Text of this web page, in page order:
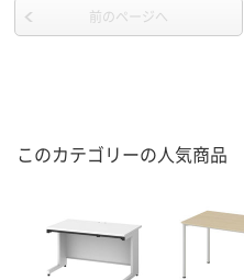
前のページへ
このカテゴリーの人気商品